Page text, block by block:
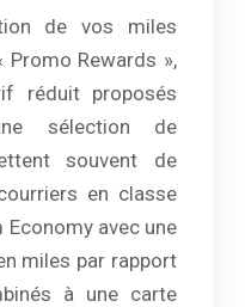
de vos miles
Promo Rewards »,
réduit proposés
sélection de
souvent de
en classe
avec une
miles par rapport
à une carte